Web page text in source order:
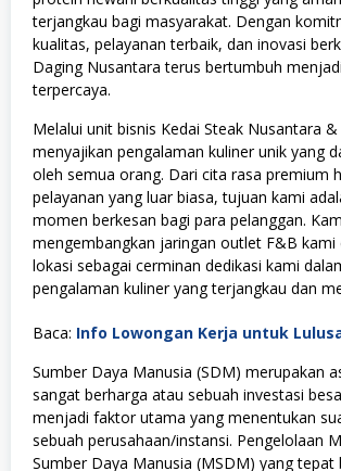
terjangkau bagi masyarakat. Dengan
kualitas, pelayanan terbaik, dan inovasi
Daging Nusantara terus bertumbuh
terpercaya.
Melalui unit bisnis Kedai Steak Nusantara &
menyajikan pengalaman kuliner unik yang
oleh semua orang. Dari cita rasa premium
pelayanan yang luar biasa, tujuan kami
momen berkesan bagi para pelanggan.
mengembangkan jaringan outlet F&B kami
lokasi sebagai cerminan dedikasi kami
pengalaman kuliner yang terjangkau dan
Baca: Info Lowongan Kerja untuk
Sumber Daya Manusia (SDM) merupakan
sangat berharga atau sebuah investasi
menjadi faktor utama yang menentukan
sebuah perusahaan/instansi. Pengelolaan
Sumber Daya Manusia (MSDM) yang tepat